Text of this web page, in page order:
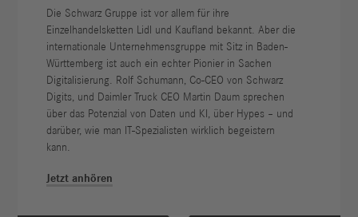
Die Schwarz Gruppe ist vor allem für ihre
Einzelhandelsketten Lidl und Kaufland bekannt. Aber die
internationale Unternehmensgruppe mit Sitz in Baden-
Württemberg ist auch ein echter Pionier in Sachen
Digitalisierung. Rolf Schumann, Co-CEO von Schwarz
Digits, und Daimler Truck CEO Martin Daum sprechen
über das Potenzial von Daten und KI, über Hypes – und
darüber, wie man IT-Spezialisten wirklich begeistern
kann.
Jetzt anhören